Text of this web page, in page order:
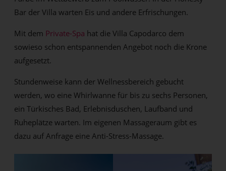
Bar der Villa warten Eis und andere Erfrischungen.
Mit dem Private-Spa hat die Villa Capodarco dem
sowieso schon entspannenden Angebot noch die Krone
aufgesetzt.
Stundenweise kann der Wellnessbereich gebucht
werden, wo eine Whirlwanne für bis zu sechs Personen,
ein Türkisches Bad, Erlebnisduschen, Laufband und
Ruheplätze warten. Im eigenen Massageraum gibt es
dazu auf Anfrage eine Anti-Stress-Massage.